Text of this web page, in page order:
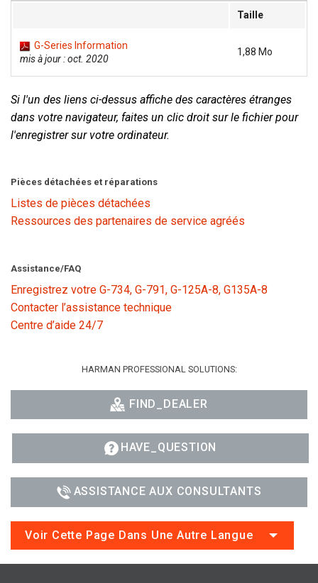
Taille
G-Series Information
mis à jour : oct. 2020
1,88 Mo
Si l'un des liens ci-dessus affiche des caractères étranges
dans votre navigateur, faites un clic droit sur le fichier pour
l'enregistrer sur votre ordinateur.
Pièces détachées et réparations
Listes de pièces détachées
Ressources des partenaires de service agréés
Assistance/FAQ
Enregistrez votre G-734, G-791, G-125A-8, G135A-8
Contacter l’assistance technique
Centre d’aide 24/7
HARMAN PROFESSIONAL SOLUTIONS:
FIND_DEALER
HAVE_QUESTION
ASSISTANCE AUX CONSULTANTS
Voir Cette Page Dans Une Autre Langue